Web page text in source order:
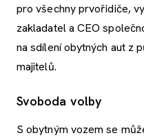
pro všechny prvořidiče,
zakladatel a CEO
na sdílení obytných aut z
majitelů.
Svoboda volby
S obytným vozem se